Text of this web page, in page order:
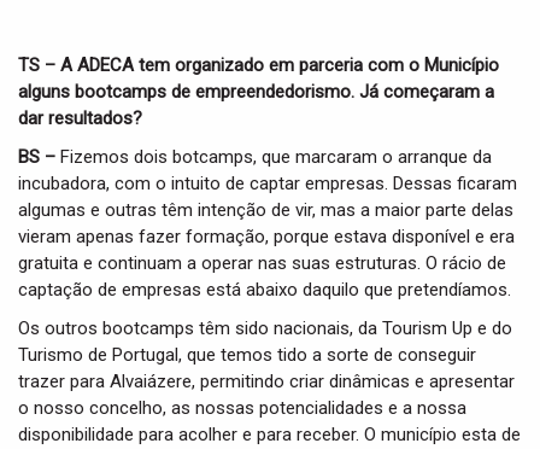
TS – A ADECA tem organizado em parceria com o Município
alguns bootcamps de empreendedorismo. Já começaram a
dar resultados?
BS – Fizemos dois botcamps, que marcaram o arranque da
incubadora, com o intuito de captar empresas. Dessas ficaram
algumas e outras têm intenção de vir, mas a maior parte delas
vieram apenas fazer formação, porque estava disponível e era
gratuita e continuam a operar nas suas estruturas. O rácio de
captação de empresas está abaixo daquilo que pretendíamos.
Os outros bootcamps têm sido nacionais, da Tourism Up e do
Turismo de Portugal, que temos tido a sorte de conseguir
trazer para Alvaiázere, permitindo criar dinâmicas e apresentar
o nosso concelho, as nossas potencialidades e a nossa
disponibilidade para acolher e para receber. O município esta de